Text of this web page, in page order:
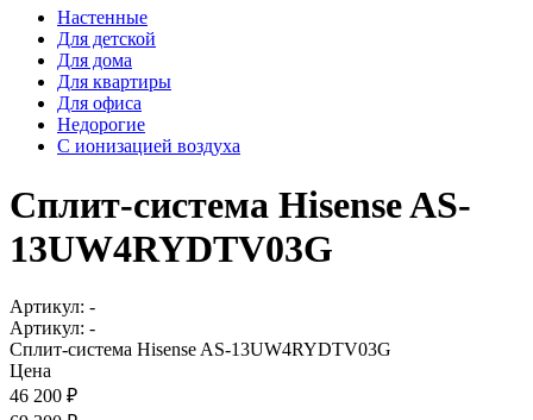
Настенные
Для детской
Для дома
Для квартиры
Для офиса
Недорогие
С ионизацией воздуха
Сплит-система Hisense AS-
13UW4RYDTV03G
Артикул: -
Артикул: -
Сплит-система Hisense AS-13UW4RYDTV03G
Цена
46 200 ₽